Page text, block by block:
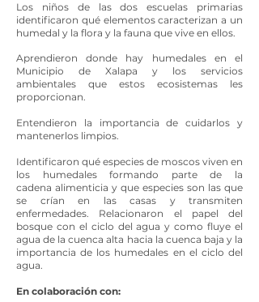
Los niños de las dos escuelas primarias
identificaron qué elementos caracterizan a un
humedal y la flora y la fauna que vive en ellos.
Aprendieron donde hay humedales en el
Municipio de Xalapa y los servicios
ambientales que estos ecosistemas les
proporcionan.
Entendieron la importancia de cuidarlos y
mantenerlos limpios.
Identificaron qué especies de moscos viven en
los humedales formando parte de la
cadena alimenticia y que especies son las que
se crían en las casas y transmiten
enfermedades. Relacionaron el papel del
bosque con el ciclo del agua y como fluye el
agua de la cuenca alta hacia la cuenca baja y la
importancia de los humedales en el ciclo del
agua.
En colaboración con: